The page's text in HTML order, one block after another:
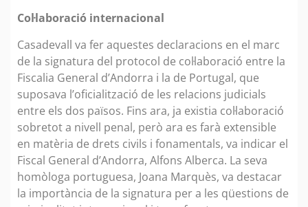
Col·laboració internacional
Casadevall va fer aquestes declaracions en el marc
de la signatura del protocol de col·laboració entre la
Fiscalia General d’Andorra i la de Portugal, que
suposava l’oficialització de les relacions judicials
entre els dos països. Fins ara, ja existia col·laboració
sobretot a nivell penal, però ara es farà extensible
en matèria de drets civils i fonamentals, va indicar el
Fiscal General d’Andorra, Alfons Alberca. La seva
homòloga portuguesa, Joana Marquès, va destacar
la importància de la signatura per a les qüestions de